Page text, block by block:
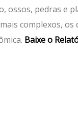
ossos, pedras e
complexos, os
Baixe o